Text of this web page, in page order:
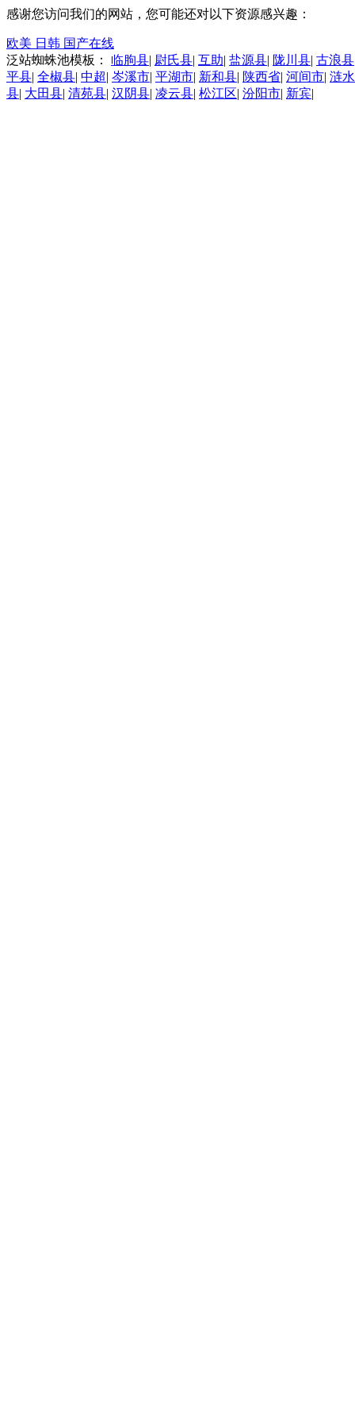
感谢您访问我们的网站，您可能还对以下资源感兴趣：
欧美 日韩 国产在线
泛站蜘蛛池模板： 临朐县| 尉氏县| 互助| 盐源县| 陇川县| 古浪县
平县| 全椒县| 中超| 岑溪市| 平湖市| 新和县| 陕西省| 河间市| 涟
县| 大田县| 清苑县| 汉阴县| 凌云县| 松江区| 汾阳市| 新宾|